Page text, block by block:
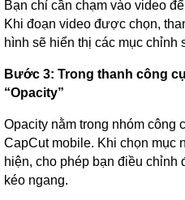
Bạn chỉ cần chạm vào video
Khi đoạn video được chọn,
hình sẽ hiển thị các mục chỉnh
Bước 3: Trong thanh công
“Opacity”
Opacity nằm trong nhóm công
CapCut mobile. Khi chọn mục
hiện, cho phép bạn điều chỉnh
kéo ngang.